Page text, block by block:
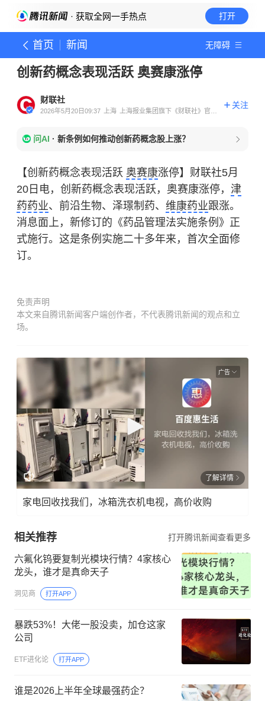
· 获取全网一手热点 打开
首页 新闻 无障碍
创新药概念表现活跃 奥赛康涨停
财联社
2026年5月20日09:37 上海
上海报业集团旗下《财联社》官方
关注
问AI · 新条例如何推动创新药概念股上涨？
【创新药概念表现活跃 奥赛康涨停】财联社5月
20日电，创新药概念表现活跃，奥赛康涨停， 津
药药业、前沿生物、泽璟制药、 维康药业跟涨。
消息面上，新修订的《药品管理法实施条例》正
式施行。这是条例实施二十多年来，首次全面修
订。
免责声明
本文来自腾讯新闻客户端创作者，不代表腾讯新闻的观点和立
场。
广告
了解详情
家电回收找我们，冰箱洗衣机电视，高价收购
相关推荐 打开腾讯新闻查看更多
六氟化钨要复制光模块行情？4家核心
龙头，谁才是真命天子
洞见商 打开APP
暴跌53%！大佬一股没卖，加仓这家
公司
ETF进化论 打开APP
谁是2026上半年全球最强药企？